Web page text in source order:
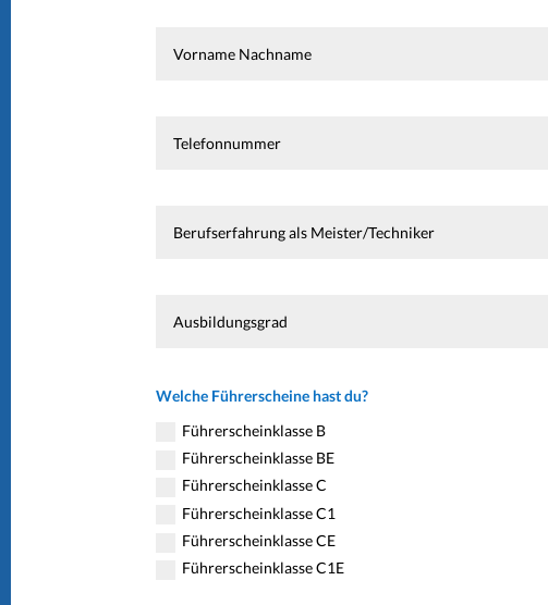
Welche Führerscheine hast du?
Führerscheinklasse B
Führerscheinklasse BE
Führerscheinklasse C
Führerscheinklasse C1
Führerscheinklasse CE
Führerscheinklasse C1E